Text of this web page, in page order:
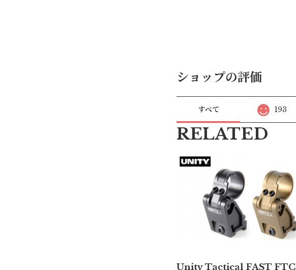
ショップの評価
すべて 193
RELATED
Unity Tactical FAST FTC